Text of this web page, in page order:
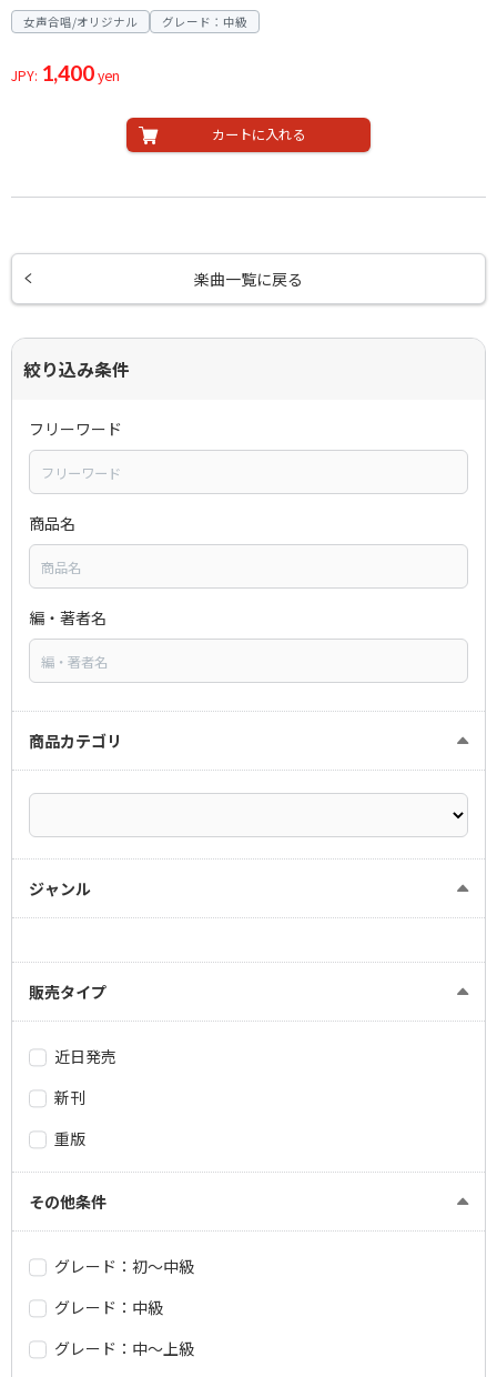
女声合唱/オリジナル グレード：中級
JPY: 1,400yen
カートに入れる
楽曲一覧に戻る
絞り込み条件
フリーワード
商品名
編・著者名
商品カテゴリ
ジャンル
販売タイプ
近日発売
新刊
重版
その他条件
グレード：初～中級
グレード：中級
グレード：中～上級